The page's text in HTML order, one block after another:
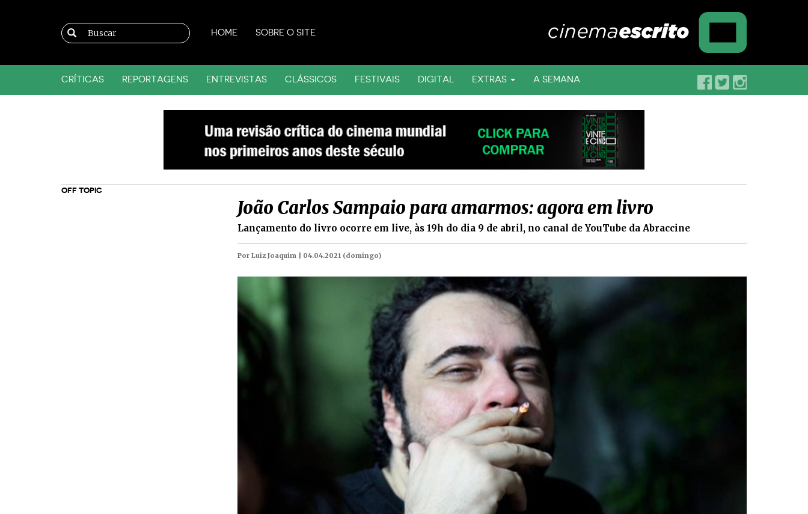
HOME SOBRE O SITE
CRÍTICAS REPORTAGENS ENTREVISTAS CLÁSSICOS FESTIVAIS DIGITAL EXTRAS A SEMANA
OFF TOPIC
João Carlos Sampaio para amarmos: agora em livro
Lançamento do livro ocorre em live, às 19h do dia 9 de abril, no canal de YouTube da Abraccine
Por Luiz Joaquim | 04.04.2021 (domingo)